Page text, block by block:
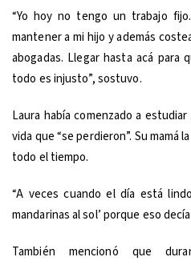
“Yo hoy no tengo un trabajo
mantener a mi hijo y además
abogadas. Llegar hasta acá para
todo es injusto”, sostuvo.
Laura había comenzado a
vida que “se perdieron”. Su mamá
todo el tiempo.
“A veces cuando el día está
mandarinas al sol’ porque eso
También mencionó que